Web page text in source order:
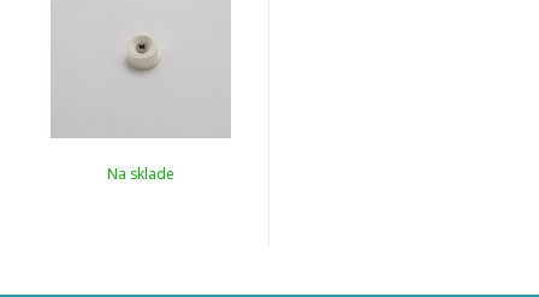
Na sklade